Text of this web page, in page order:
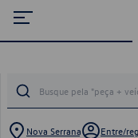
Nova Serrana Entre/